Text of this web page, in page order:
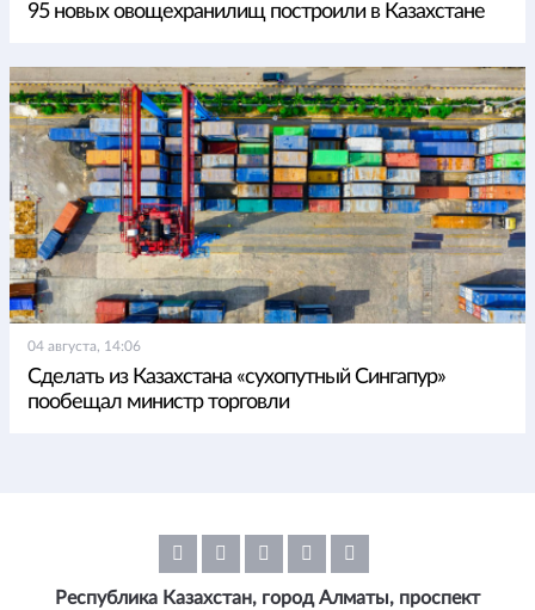
95 новых овощехранилищ построили в Казахстане
04 августа, 14:06
Сделать из Казахстана «сухопутный Сингапур»
пообещал министр торговли
Республика Казахстан, город Алматы, проспект